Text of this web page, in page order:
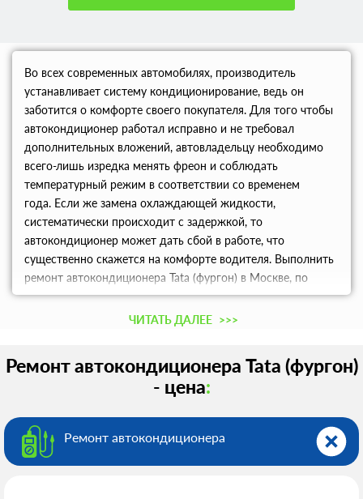
Во всех современных автомобилях, производитель
устанавливает систему кондиционирование, ведь он
заботится о комфорте своего покупателя. Для того чтобы
автокондиционер работал исправно и не требовал
дополнительных вложений, автовладельцу необходимо
всего-лишь изредка менять фреон и соблюдать
температурный режим в соответствии со временем
года. Если же замена охлаждающей жидкости,
систематически происходит с задержкой, то
автокондиционер может дать сбой в работе, что
существенно скажется на комфорте водителя. Выполнить
ремонт автокондиционера Tata (фургон) в Москве, по
доступной цене, возможно в техцентре Tata «МИГ
ЧИТАТЬ ДАЛЕЕ >>>
Ремонт автокондиционера Tata (фургон)
- цена:
Ремонт автокондиционера